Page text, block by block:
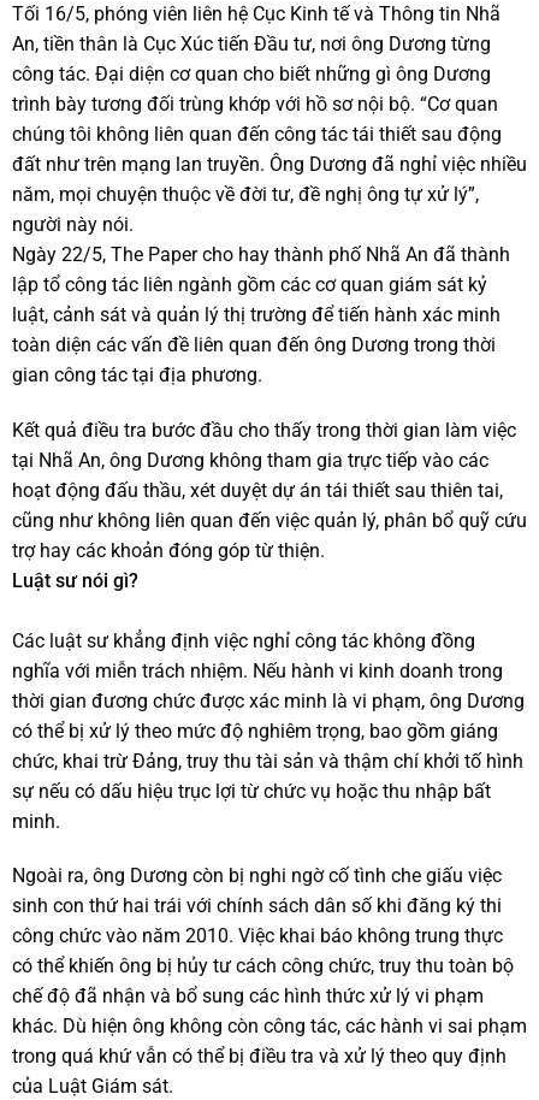
Tối 16/5, phóng viên liên hệ Cục Kinh tế và Thông tin Nhã
An, tiền thân là Cục Xúc tiến Đầu tư, nơi ông Dương từng
công tác. Đại diện cơ quan cho biết những gì ông Dương
trình bày tương đối trùng khớp với hồ sơ nội bộ. “Cơ quan
chúng tôi không liên quan đến công tác tái thiết sau động
đất như trên mạng lan truyền. Ông Dương đã nghỉ việc nhiều
năm, mọi chuyện thuộc về đời tư, đề nghị ông tự xử lý”,
người này nói.
Ngày 22/5, The Paper cho hay thành phố Nhã An đã thành
lập tổ công tác liên ngành gồm các cơ quan giám sát kỷ
luật, cảnh sát và quản lý thị trường để tiến hành xác minh
toàn diện các vấn đề liên quan đến ông Dương trong thời
gian công tác tại địa phương.
Kết quả điều tra bước đầu cho thấy trong thời gian làm việc
tại Nhã An, ông Dương không tham gia trực tiếp vào các
hoạt động đấu thầu, xét duyệt dự án tái thiết sau thiên tai,
cũng như không liên quan đến việc quản lý, phân bổ quỹ cứu
trợ hay các khoản đóng góp từ thiện.
Luật sư nói gì?
Các luật sư khẳng định việc nghỉ công tác không đồng
nghĩa với miễn trách nhiệm. Nếu hành vi kinh doanh trong
thời gian đương chức được xác minh là vi phạm, ông Dương
có thể bị xử lý theo mức độ nghiêm trọng, bao gồm giáng
chức, khai trừ Đảng, truy thu tài sản và thậm chí khởi tố hình
sự nếu có dấu hiệu trục lợi từ chức vụ hoặc thu nhập bất
minh.
Ngoài ra, ông Dương còn bị nghi ngờ cố tình che giấu việc
sinh con thứ hai trái với chính sách dân số khi đăng ký thi
công chức vào năm 2010. Việc khai báo không trung thực
có thể khiến ông bị hủy tư cách công chức, truy thu toàn bộ
chế độ đã nhận và bổ sung các hình thức xử lý vi phạm
khác. Dù hiện ông không còn công tác, các hành vi sai phạm
trong quá khứ vẫn có thể bị điều tra và xử lý theo quy định
của Luật Giám sát.